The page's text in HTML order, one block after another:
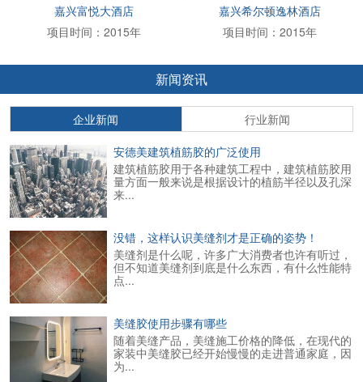
嘉兴富悦大酒店
项目时间：2015年
嘉兴希尔顿逸林酒店
项目时间：2015年
新闻资讯
企业新闻
行业新闻
安德美建筑植筋胶的广泛使用
建筑植筋胶用于各种建筑工程中，建筑植筋胶用
量方面一般来说是根据设计的植筋半径以及孔深
来...
没错，这样认识美缝剂才是正确的姿势！
美缝剂是什么呢，许多广大消费者也许有听过，
但不知道美缝剂到底是什么东西，有什么性能特
点...
美缝胶使用步骤有哪些
随着美缝产品，美缝施工价格的降低，在现代的
家装中美缝胶已经开始慢慢的走进普通家庭，因
为...